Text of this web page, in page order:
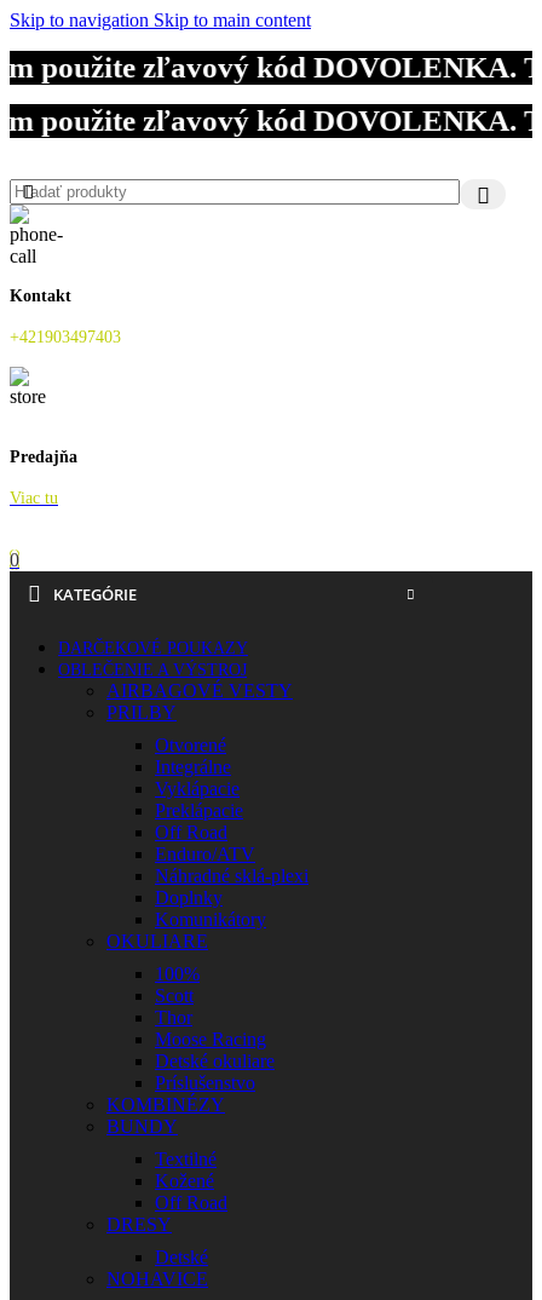
Skip to navigation Skip to main content
zľavový kód DOVOLENKA.
zľavový kód DOVOLENKA.
zľavový kód DOVOLENKA.
Kontakt
+421903497403
Predajňa
Viac tu
0
KATEGÓRIE
DARČEKOVÉ POUKAZY
OBLEČENIE A VÝSTROJ
AIRBAGOVÉ VESTY
PRILBY
Otvorené
Integrálne
Vyklápacie
Preklápacie
Off Road
Enduro/ATV
Náhradné sklá-plexi
Doplnky
Komunikátory
OKULIARE
100%
Scott
Thor
Moose Racing
Detské okuliare
Príslušenstvo
KOMBINÉZY
BUNDY
Textilné
Kožené
Off Road
DRESY
Detské
NOHAVICE